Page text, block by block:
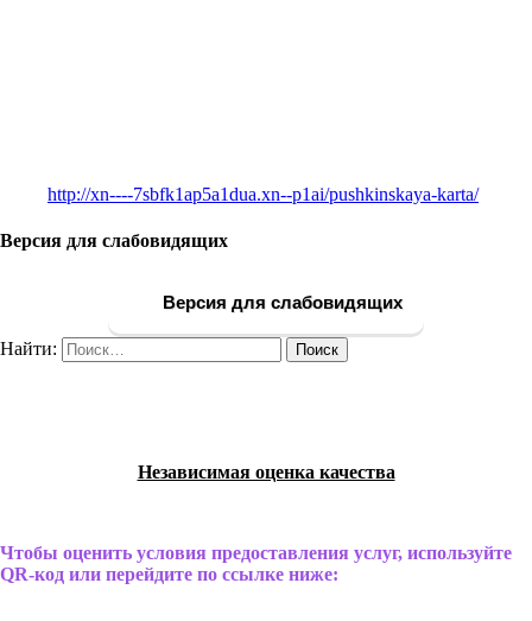
http://xn----7sbfk1ap5a1dua.xn--p1ai/pushkinskaya-karta/
Версия для слабовидящих
Версия для слабовидящих
Найти:
Независимая оценка качества
Чтобы оценить условия предоставления услуг, используйте
QR-код или перейдите по ссылке ниже: